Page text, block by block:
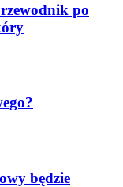
po
będzie